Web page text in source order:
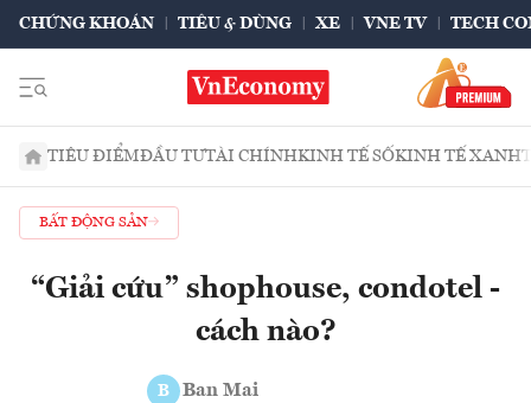
CHỨNG KHOÁN TIÊU & DÙNG XE VNE TV TECH
TIÊU ĐIỂMĐẦU TƯTÀI CHÍNHKINH TẾ SỐKINH TẾ XANH
BẤT ĐỘNG SẢN
“Giải cứu” shophouse, condotel -
cách nào?
B Ban Mai